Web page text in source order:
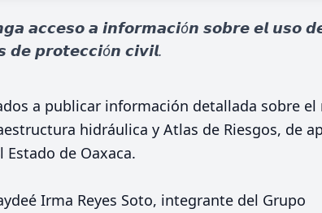
𝙖𝙘𝙘𝙚𝙨𝙤 𝙖 𝙞𝙣𝙛𝙤𝙧𝙢𝙖𝙘𝙞ó𝙣 𝙨𝙤𝙗𝙧𝙚 𝙚𝙡 𝙪𝙨𝙤
𝙥𝙧𝙤𝙩𝙚𝙘𝙘𝙞ó𝙣 𝙘𝙞𝙫𝙞𝙡.
a publicar información detallada sobre el
hidráulica y Atlas de Riesgos, de
de Oaxaca.
Irma Reyes Soto, integrante del Grupo